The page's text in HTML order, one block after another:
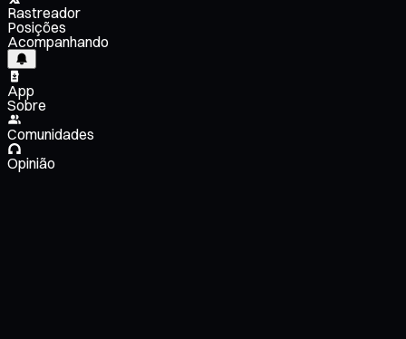
Rastreador
Posições
Acompanhando
App
Sobre
Comunidades
Opinião